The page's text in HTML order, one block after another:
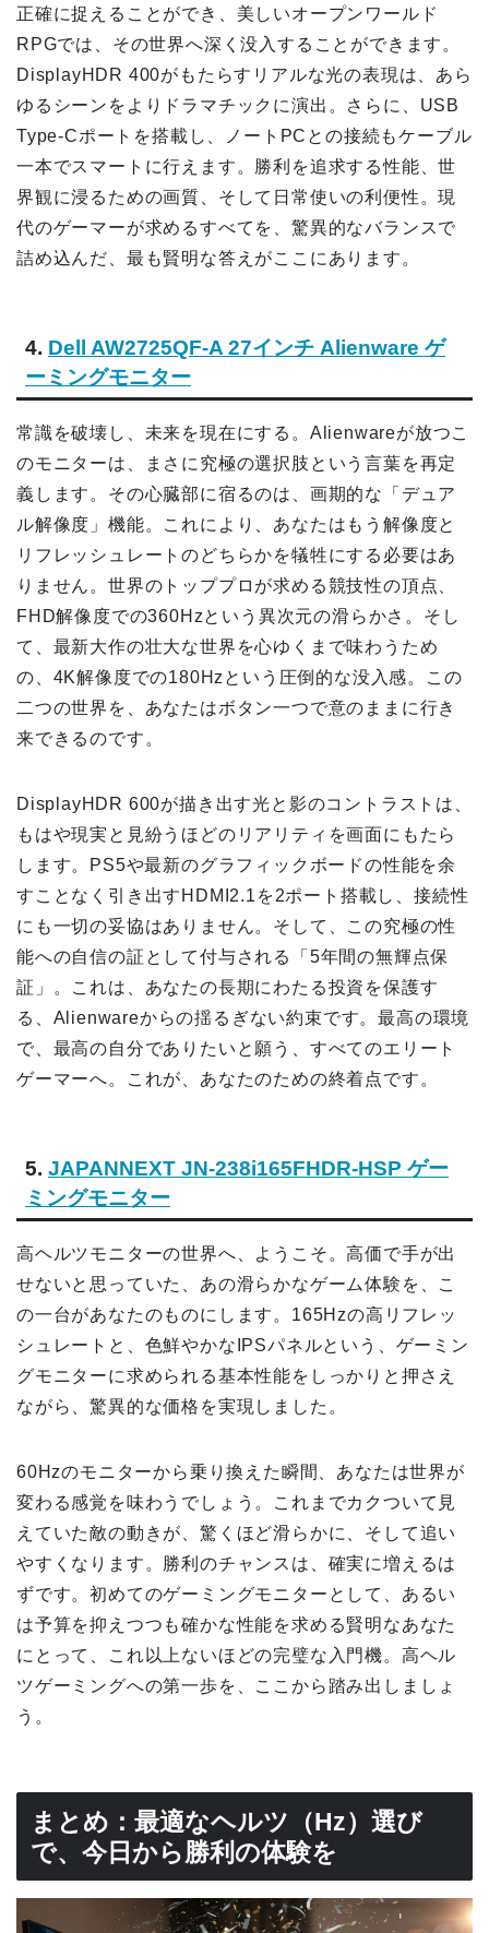
正確に捉えることができ、美しいオープンワールド
RPGでは、その世界へ深く没入することができます。
DisplayHDR 400がもたらすリアルな光の表現は、あら
ゆるシーンをよりドラマチックに演出。さらに、USB
Type-Cポートを搭載し、ノートPCとの接続もケーブル
一本でスマートに行えます。勝利を追求する性能、世
界観に浸るための画質、そして日常使いの利便性。現
代のゲーマーが求めるすべてを、驚異的なバランスで
詰め込んだ、最も賢明な答えがここにあります。
4. Dell AW2725QF-A 27インチ Alienware ゲ
ーミングモニター
常識を破壊し、未来を現在にする。Alienwareが放つこ
のモニターは、まさに究極の選択肢という言葉を再定
義します。その心臓部に宿るのは、画期的な「デュア
ル解像度」機能。これにより、あなたはもう解像度と
リフレッシュレートのどちらかを犠牲にする必要はあ
りません。世界のトッププロが求める競技性の頂点、
FHD解像度での360Hzという異次元の滑らかさ。そし
て、最新大作の壮大な世界を心ゆくまで味わうため
の、4K解像度での180Hzという圧倒的な没入感。この
二つの世界を、あなたはボタン一つで意のままに行き
来できるのです。
DisplayHDR 600が描き出す光と影のコントラストは、
もはや現実と見紛うほどのリアリティを画面にもたら
します。PS5や最新のグラフィックボードの性能を余
すことなく引き出すHDMI2.1を2ポート搭載し、接続性
にも一切の妥協はありません。そして、この究極の性
能への自信の証として付与される「5年間の無輝点保
証」。これは、あなたの長期にわたる投資を保護す
る、Alienwareからの揺るぎない約束です。最高の環境
で、最高の自分でありたいと願う、すべてのエリート
ゲーマーへ。これが、あなたのための終着点です。
5. JAPANNEXT JN-238i165FHDR-HSP ゲー
ミングモニター
高ヘルツモニターの世界へ、ようこそ。高価で手が出
せないと思っていた、あの滑らかなゲーム体験を、こ
の一台があなたのものにします。165Hzの高リフレッ
シュレートと、色鮮やかなIPSパネルという、ゲーミン
グモニターに求められる基本性能をしっかりと押さえ
ながら、驚異的な価格を実現しました。
60Hzのモニターから乗り換えた瞬間、あなたは世界が
変わる感覚を味わうでしょう。これまでカクついて見
えていた敵の動きが、驚くほど滑らかに、そして追い
やすくなります。勝利のチャンスは、確実に増えるは
ずです。初めてのゲーミングモニターとして、あるい
は予算を抑えつつも確かな性能を求める賢明なあなた
にとって、これ以上ないほどの完璧な入門機。高ヘル
ツゲーミングへの第一歩を、ここから踏み出しましょ
う。
まとめ：最適なヘルツ（Hz）選び
で、今日から勝利の体験を